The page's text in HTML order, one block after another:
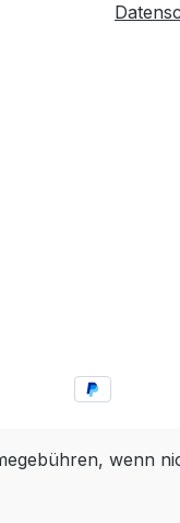
wenn